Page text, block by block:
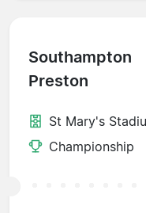
Southampton
Preston
St Mary's
Championship